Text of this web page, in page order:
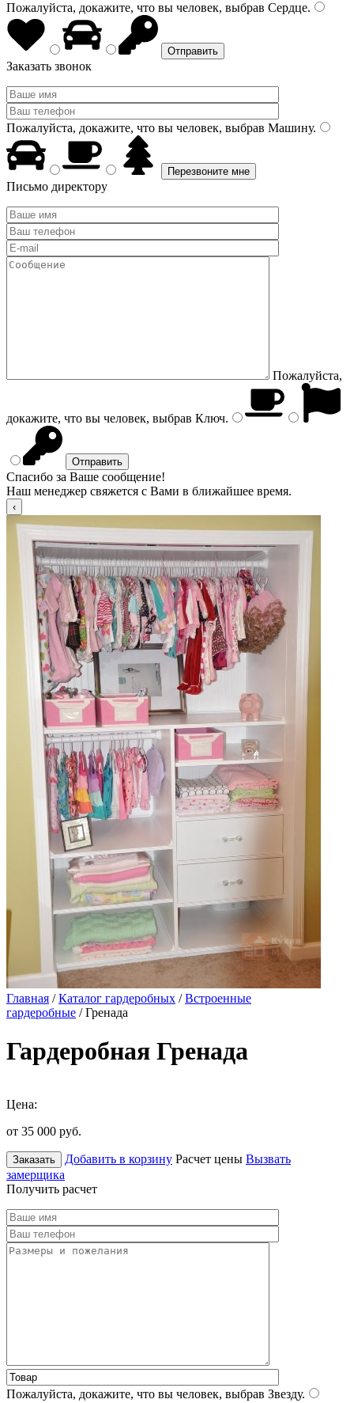
Пожалуйста, докажите, что вы человек, выбрав Сердце.
Заказать звонок
Пожалуйста, докажите, что вы человек, выбрав Машину.
Письмо директору
Пожалуйста,
докажите, что вы человек, выбрав Ключ.
Спасибо за Ваше сообщение!
Наш менеджер свяжется с Вами в ближайшее время.
Главная /Каталог гардеробных /Встроенные
гардеробные / Гренада
Гардеробная Гренада
Цена:
от 35 000 руб.
Заказать Добавить в корзину Расчет цены Вызвать
замерщика
Получить расчет
Пожалуйста, докажите, что вы человек, выбрав Звезду.